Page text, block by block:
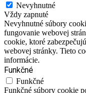
Nevyhnutné
Vždy zapnuté
Nevyhnutné súbory
fungovanie webovej
cookie, ktoré
webovej stránky. Tieto
informácie.
Funkčné
Funkčné
Funkčné súbory cookie